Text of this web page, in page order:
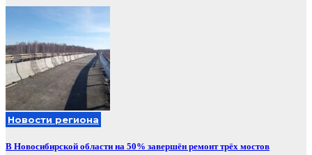
Новости региона
В Новосибирской области на 50% завершён ремонт трёх мостов